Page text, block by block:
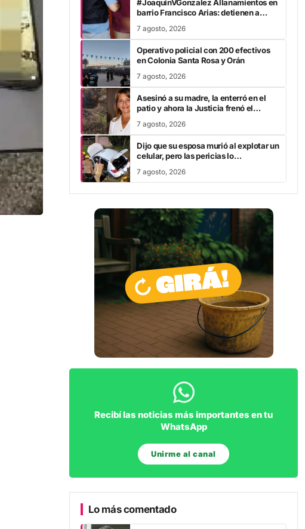
#JoaquinVGonzalez Allanamientos en
barrio Francisco Arias: detienen a
7 agosto, 2026
Operativo policial con 200 efectivos
en Colonia Santa Rosa y Orán
7 agosto, 2026
Asesinó a su madre, la enterró en el
patio y ahora la Justicia frenó el
7 agosto, 2026
Dijo que su esposa murió al explotar un
celular, pero las pericias lo
7 agosto, 2026
Recibí las noticias más importantes en tu
WhatsApp
Unirme al canal
Lo más comentado